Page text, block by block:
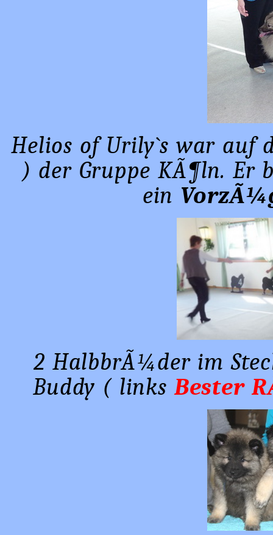
Helios of Urily`s war auf
) der Gruppe KÃ¶ln. Er
ein
2 HalbbrÃ¼der im
Buddy ( linksBester